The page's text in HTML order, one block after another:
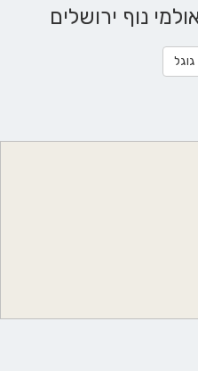
נוף ירושלים
גוגל